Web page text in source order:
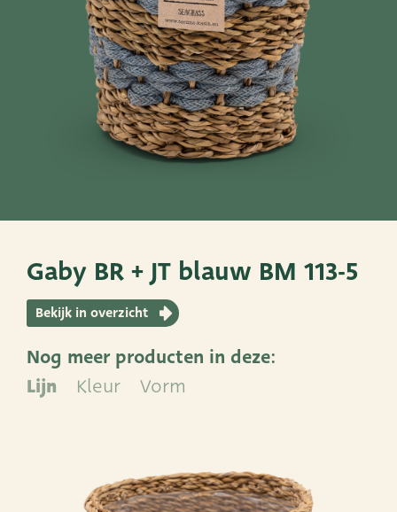
PoTtEn MandEn
Bekijk ook eens
Very Potter
TC Concept
ADRES
Leemolen 70
Gaby BR + JT blauw BM 113-5
Bekijk in overzicht
Nog meer producten in deze:
Lijn
Kleur Vorm